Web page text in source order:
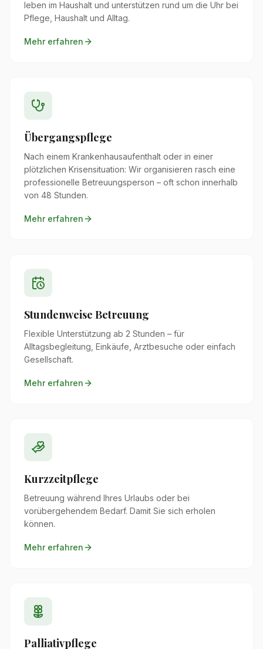
leben im Haushalt und unterstützen rund um die Uhr bei
Pflege, Haushalt und Alltag.
Mehr erfahren
Übergangspflege
Nach einem Krankenhausaufenthalt oder in einer
plötzlichen Krisensituation: Wir organisieren rasch eine
professionelle Betreuungsperson – oft schon innerhalb
von 48 Stunden.
Mehr erfahren
Stundenweise Betreuung
Flexible Unterstützung ab 2 Stunden – für
Alltagsbegleitung, Einkäufe, Arztbesuche oder einfach
Gesellschaft.
Mehr erfahren
Kurzzeitpflege
Betreuung während Ihres Urlaubs oder bei
vorübergehendem Bedarf. Damit Sie sich erholen
können.
Mehr erfahren
Palliativpflege